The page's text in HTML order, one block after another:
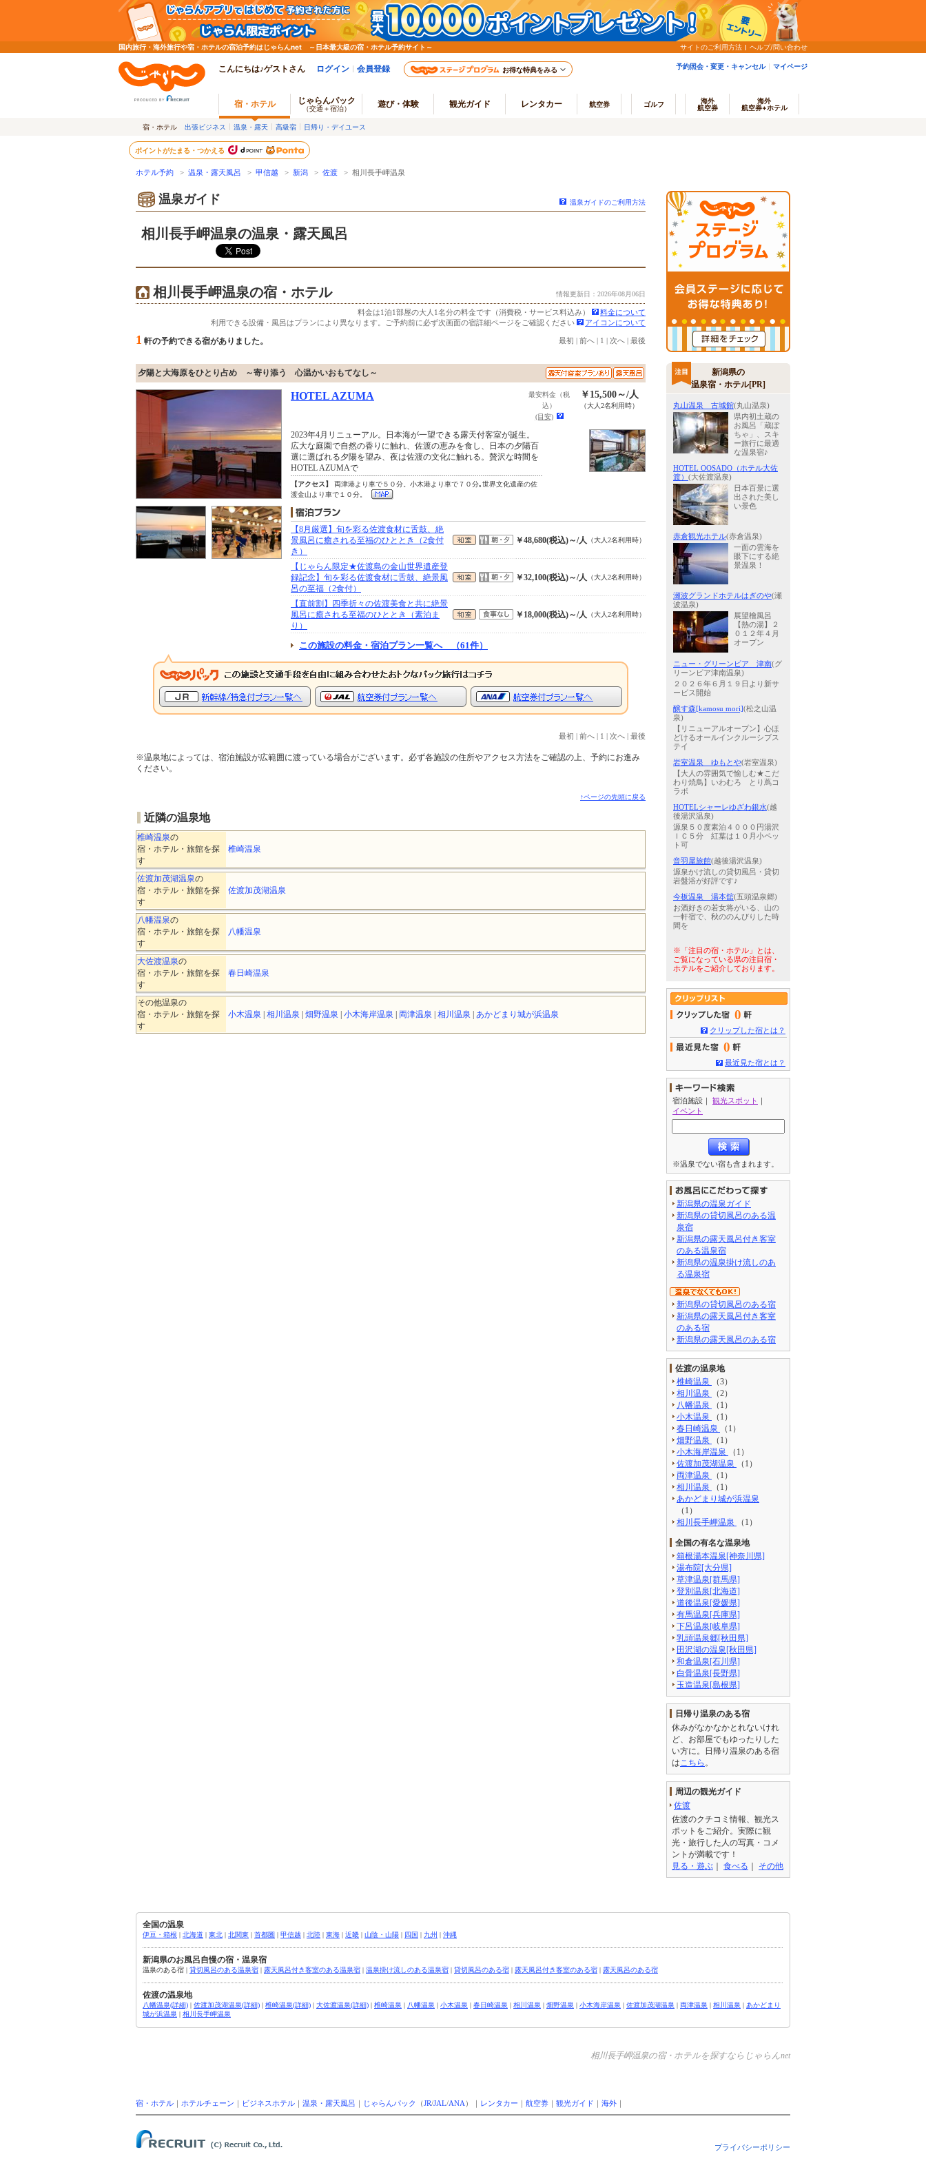
国内旅行・海外旅行や宿・ホテルの宿泊予約はじゃらんnet ～日本最大級の宿・ホテル予約サイト～ サイトのご利用方法 ヘルプ/問い合わせ
こんにちは♪ゲストさん ログイン 会員登録 お得な特典をみる 予約照会・変更・キャンセル マイページ
宿・ホテル じゃらんパック
（交通＋宿泊） 遊び・体験 観光ガイド レンタカー 航空券 ゴルフ
海外
航空券
海外
航空券+ホテル
宿・ホテル 出張ビジネス 温泉・露天 高級宿 日帰り・デイユース
ポイントがたまる・つかえる
ホテル予約 > 温泉・露天風呂 > 甲信越 > 新潟 > 佐渡 > 相川長手岬温泉
温泉ガイド 温泉ガイドのご利用方法
相川長手岬温泉の温泉・露天風呂
相川長手岬温泉の宿・ホテル 情報更新日：2026年08月06日
料金は1泊1部屋の大人1名分の料金です（消費税・サービス料込み）
料金について
利用できる設備・風呂はプランにより異なります。ご予約前に必ず次画面の宿詳細ページをご確認ください
アイコンについて
1 軒の予約できる宿がありました。 最初 | 前へ | 1 | 次へ | 最後
夕陽と大海原をひとり占め ～寄り添う 心温かいおもてなし～
HOTEL AZUMA
最安料金（税
込）
(目安)
￥15,500～/人
（大人2名利用時）
2023年4月リニューアル。日本海が一望できる露天付客室が誕生。
広大な庭園で自然の香りに触れ、佐渡の恵みを食し、日本の夕陽百
選に選ばれる夕陽を望み、夜は佐渡の文化に触れる。贅沢な時間を
HOTEL AZUMAで
【アクセス】
両津港より車で５０分。小木港より車で７０分｡世界文化遺産の佐
渡金山より車で１０分。
【8月厳選】旬を彩る佐渡食材に舌鼓、絶
景風呂に癒される至福のひととき（2食付
き）
￥48,680(税込)～/人 （大人2名利用時）
【じゃらん限定★佐渡島の金山世界遺産登
録記念】旬を彩る佐渡食材に舌鼓、絶景風
呂の至福（2食付）
￥32,100(税込)～/人 （大人2名利用時）
【直前割】四季折々の佐渡美食と共に絶景
風呂に癒される至福のひととき（素泊ま
り）
￥18,000(税込)～/人 （大人2名利用時）
この施設の料金・宿泊プラン一覧へ （61件）
最初 | 前へ | 1 | 次へ | 最後
※温泉地によっては、宿泊施設が広範囲に渡っている場合がございます。必ず各施設の住所やアクセス方法をご確認の上、予約にお進み
ください。
↑ページの先頭に戻る
近隣の温泉地
椎崎温泉の
宿・ホテル・旅館を探
す
椎崎温泉
佐渡加茂湖温泉の
宿・ホテル・旅館を探
す
佐渡加茂湖温泉
八幡温泉の
宿・ホテル・旅館を探
す
八幡温泉
大佐渡温泉の
宿・ホテル・旅館を探
す
春日崎温泉
その他温泉の
宿・ホテル・旅館を探
す
小木温泉 | 相川温泉 | 畑野温泉 | 小木海岸温泉 | 両津温泉 | 相川温泉 | あかどまり城が浜温泉
新潟県の
温泉宿・ホテル[PR]
丸山温泉 古城館(丸山温泉)
県内初土蔵の
お風呂「蔵ぼ
ちゃ」、スキ
ー旅行に最適
な温泉宿♪
HOTEL OOSADO（ホテル大佐
渡） (大佐渡温泉)
日本百景に選
出された美し
い景色
赤倉観光ホテル(赤倉温泉)
一面の雲海を
眼下にする絶
景温泉！
瀬波グランドホテルはぎのや(瀬
波温泉)
展望檜風呂
【熱の湯】２
０１２年４月
オープン
ニュー・グリーンピア 津南(グ
リーンピア津南温泉)
２０２６年６月１９日より新サ
ービス開始
醸す森[kamosu mori](松之山温
泉)
【リニューアルオープン】心ほ
どけるオールインクルーシブス
テイ
岩室温泉 ゆもとや(岩室温泉)
【大人の雰囲気で愉しむ★こだ
わり焼鳥】いわむろ とり蔦コ
ラボ
HOTELシャーレゆざわ銀水(越
後湯沢温泉)
源泉５０度素泊４０００円湯沢
ＩＣ５分 紅葉は１０月小ペッ
ト可
音羽屋旅館(越後湯沢温泉)
源泉かけ流しの貸切風呂・貸切
岩盤浴が好評です♪
今板温泉 湯本舘(五頭温泉郷)
お酒好きの若女将がいる、山の
一軒宿で、秋ののんびりした時
間を
※「注目の宿・ホテル」とは、
ご覧になっている県の注目宿・
ホテルをご紹介しております。
0
クリップした宿とは？
0
最近見た宿とは？
宿泊施設 ｜ 観光スポット ｜
イベント
※温泉でない宿も含まれます。
新潟県の温泉ガイド
新潟県の貸切風呂のある温
泉宿
新潟県の露天風呂付き客室
のある温泉宿
新潟県の温泉掛け流しのあ
る温泉宿
新潟県の貸切風呂のある宿
新潟県の露天風呂付き客室
のある宿
新潟県の露天風呂のある宿
佐渡の温泉地
椎崎温泉
（3）
相川温泉
（2）
八幡温泉
（1）
小木温泉
（1）
春日崎温泉
（1）
畑野温泉
（1）
小木海岸温泉
（1）
佐渡加茂湖温泉
（1）
両津温泉
（1）
相川温泉
（1）
あかどまり城が浜温泉
（1）
相川長手岬温泉
（1）
全国の有名な温泉地
箱根湯本温泉[神奈川県]
湯布院[大分県]
草津温泉[群馬県]
登別温泉[北海道]
道後温泉[愛媛県]
有馬温泉[兵庫県]
下呂温泉[岐阜県]
乳頭温泉郷[秋田県]
田沢湖の温泉[秋田県]
和倉温泉[石川県]
白骨温泉[長野県]
玉造温泉[島根県]
日帰り温泉のある宿
休みがなかなかとれないけれ
ど、お部屋でもゆったりした
い方に。日帰り温泉のある宿
は こちら 。
周辺の観光ガイド
佐渡
佐渡のクチコミ情報、観光ス
ポットをご紹介。実際に観
光・旅行した人の写真・コメ
ントが満載です！
見る・遊ぶ ｜ 食べる ｜ その他
全国の温泉
伊豆・箱根 | 北海道 | 東北 | 北関東 | 首都圏 | 甲信越 | 北陸 | 東海 | 近畿 | 山陰・山陽 | 四国 | 九州 | 沖縄
新潟県のお風呂自慢の宿・温泉宿
温泉のある宿 | 貸切風呂のある温泉宿 | 露天風呂付き客室のある温泉宿 | 温泉掛け流しのある温泉宿 | 貸切風呂のある宿 | 露天風呂付き客室のある宿 | 露天風呂のある宿
佐渡の温泉地
八幡温泉(詳細) | 佐渡加茂湖温泉(詳細) | 椎崎温泉(詳細) | 大佐渡温泉(詳細) | 椎崎温泉 | 八幡温泉 | 小木温泉 | 春日崎温泉 | 相川温泉 | 畑野温泉 | 小木海岸温泉 | 佐渡加茂湖温泉 | 両津温泉 | 相川温泉 | あかどまり
城が浜温泉 | 相川長手岬温泉
相川長手岬温泉の宿・ホテルを探すならじゃらんnet
宿・ホテル ホテルチェーン ビジネスホテル 温泉・露天風呂 じゃらんパック （JR/JAL/ANA ）｜ レンタカー 航空券 観光ガイド 海外
プライバシーポリシー